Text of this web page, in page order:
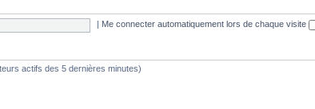
Me connecter automatiquement lors de chaque visite
actifs des 5 dernières minutes)